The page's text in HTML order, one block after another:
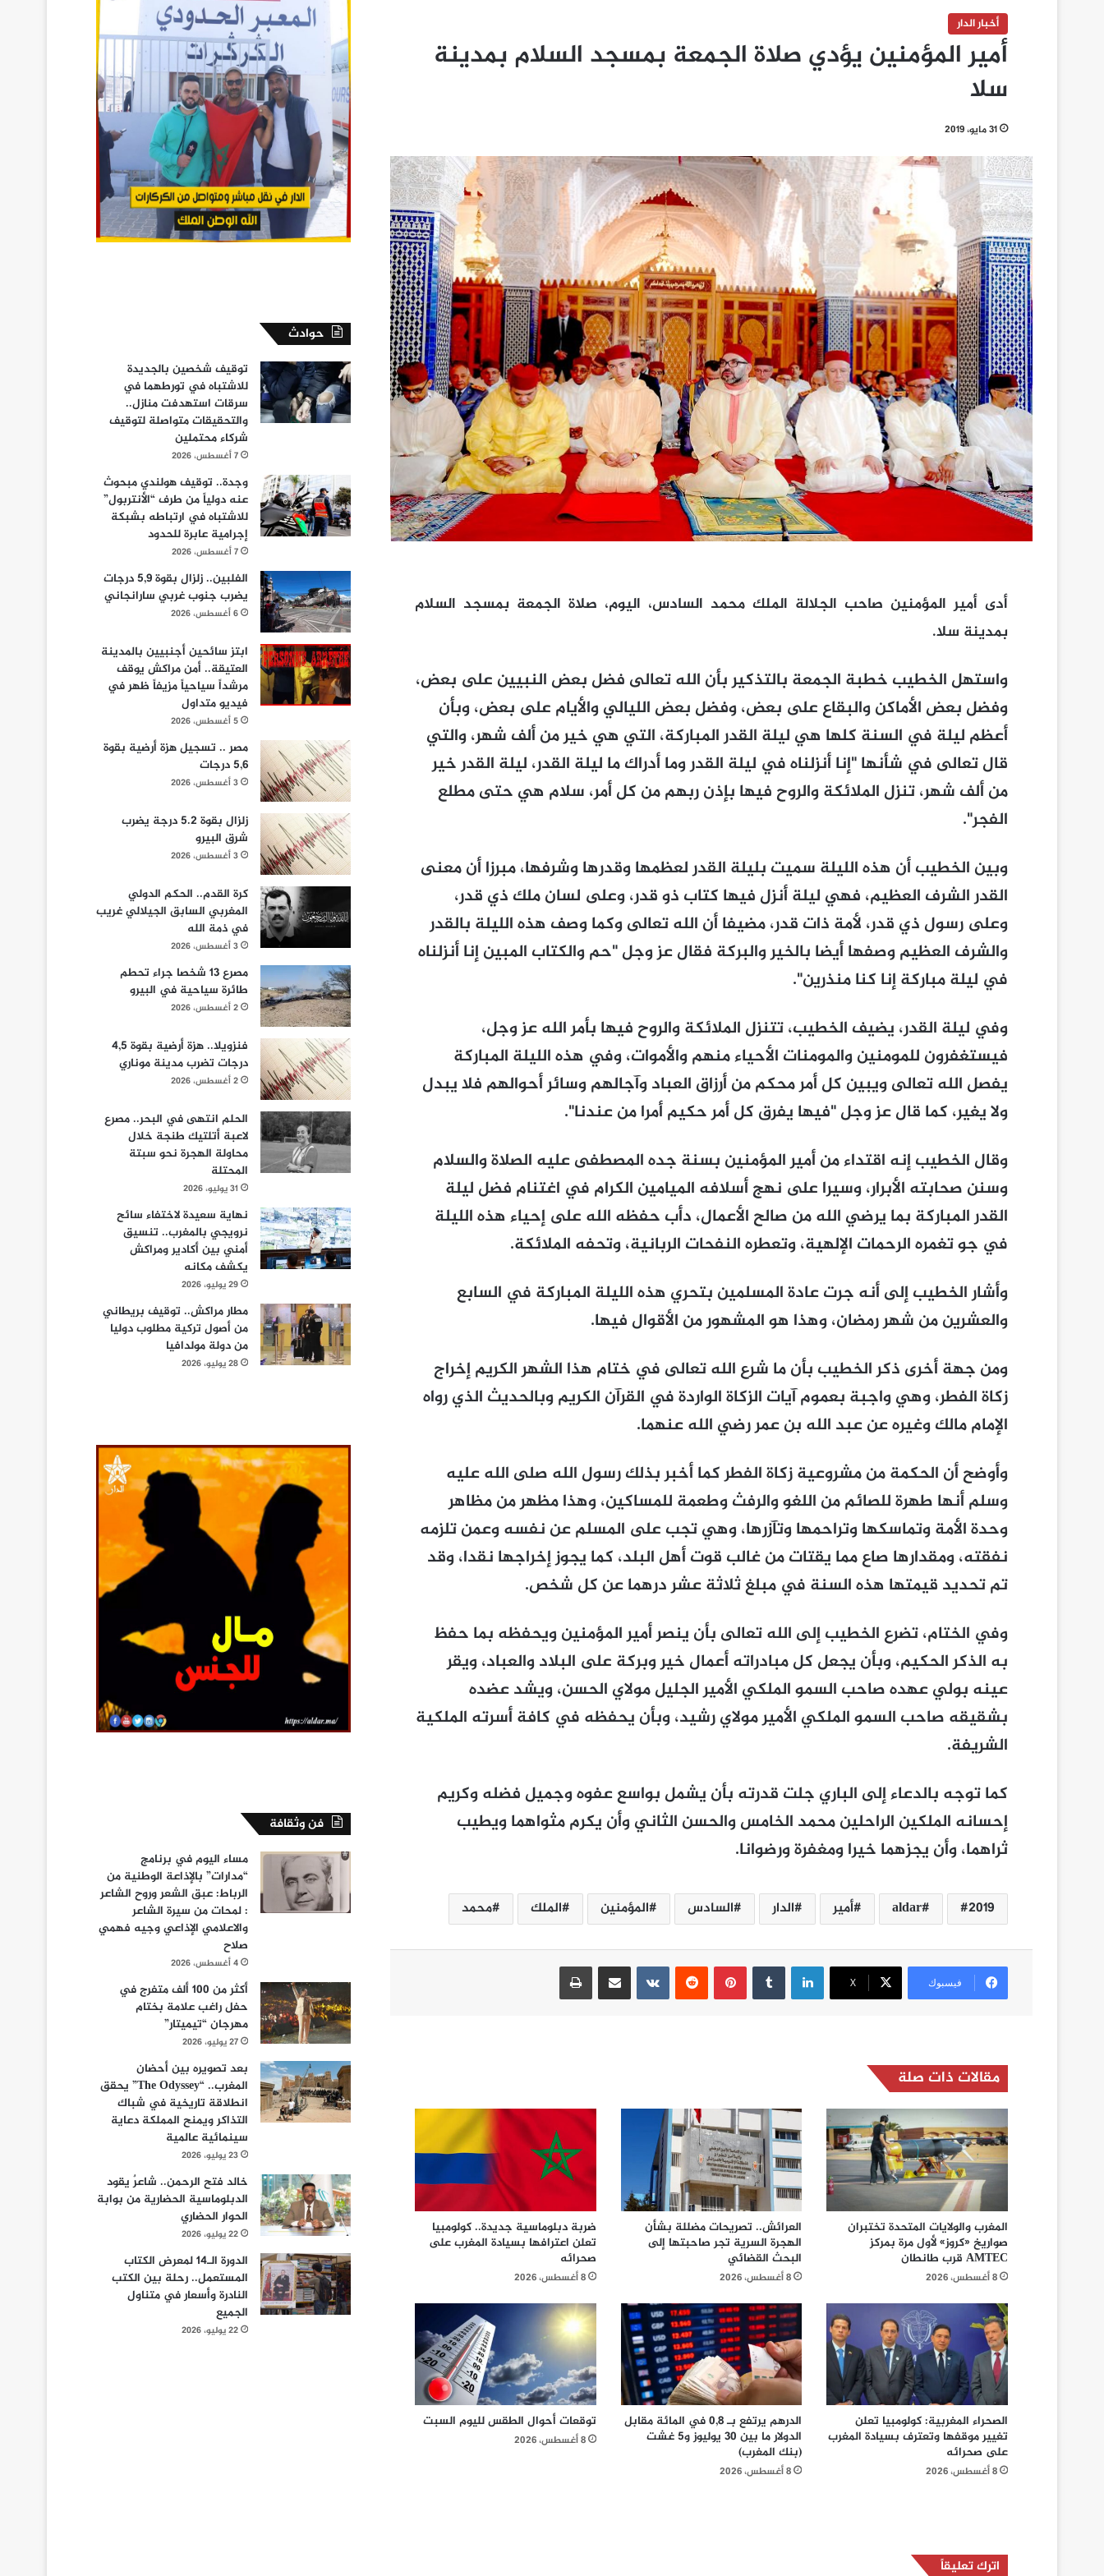
أخبار الدار
أمير المؤمنين يؤدي صلاة الجمعة بمسجد السلام بمدينة
سلا
31 مايو، 2019
أدى أمير المؤمنين صاحب الجلالة الملك محمد السادس، اليوم، صلاة الجمعة بمسجد السلام
بمدينة سلا.
واستهل الخطيب خطبة الجمعة بالتذكير بأن الله تعالى فضل بعض النبيين على بعض،
وفضل بعض الأماكن والبقاع على بعض، وفضل بعض الليالي والأيام على بعض، وبأن
أعظم ليلة في السنة كلها هي ليلة القدر المباركة، التي هي خير من ألف شهر، والتي
قال تعالى في شأنها "إنا أنزلناه في ليلة القدر وما أدراك ما ليلة القدر، ليلة القدر خير
من ألف شهر، تنزل الملائكة والروح فيها بإذن ربهم من كل أمر، سلام هي حتى مطلع
الفجر".
وبين الخطيب أن هذه الليلة سميت بليلة القدر لعظمها وقدرها وشرفها، مبرزا أن معنى
القدر الشرف العظيم، فهي ليلة أنزل فيها كتاب ذو قدر، وعلى لسان ملك ذي قدر،
وعلى رسول ذي قدر، لأمة ذات قدر، مضيفا أن الله تعالى وكما وصف هذه الليلة بالقدر
والشرف العظيم وصفها أيضا بالخير والبركة فقال عز وجل "حم والكتاب المبين إنا أنزلناه
في ليلة مباركة إنا كنا منذرين".
وفي ليلة القدر، يضيف الخطيب، تتنزل الملائكة والروح فيها بأمر الله عز وجل،
فيستغفرون للمومنين والمومنات الأحياء منهم والأموات، وفي هذه الليلة المباركة
يفصل الله تعالى ويبين كل أمر محكم من أرزاق العباد وآجالهم وسائر أحوالهم فلا يبدل
ولا يغير، كما قال عز وجل "فيها يفرق كل أمر حكيم أمرا من عندنا".
وقال الخطيب إنه اقتداء من أمير المؤمنين بسنة جده المصطفى عليه الصلاة والسلام
وسنن صحابته الأبرار، وسيرا على نهج أسلافه الميامين الكرام في اغتنام فضل ليلة
القدر المباركة بما يرضي الله من صالح الأعمال، دأب حفظه الله على إحياء هذه الليلة
في جو تغمره الرحمات الإلهية، وتعطره النفحات الربانية، وتحفه الملائكة.
وأشار الخطيب إلى أنه جرت عادة المسلمين بتحري هذه الليلة المباركة في السابع
والعشرين من شهر رمضان، وهذا هو المشهور من الأقوال فيها.
ومن جهة أخرى ذكر الخطيب بأن ما شرع الله تعالى في ختام هذا الشهر الكريم إخراج
زكاة الفطر، وهي واجبة بعموم آيات الزكاة الواردة في القرآن الكريم وبالحديث الذي رواه
الإمام مالك وغيره عن عبد الله بن عمر رضي الله عنهما.
وأوضح أن الحكمة من مشروعية زكاة الفطر كما أخبر بذلك رسول الله صلى الله عليه
وسلم أنها طهرة للصائم من اللغو والرفث وطعمة للمساكين، وهذا مظهر من مظاهر
وحدة الأمة وتماسكها وتراحمها وتآزرها، وهي تجب على المسلم عن نفسه وعمن تلزمه
نفقته، ومقدارها صاع مما يقتات من غالب قوت أهل البلد، كما يجوز إخراجها نقدا، وقد
تم تحديد قيمتها هذه السنة في مبلغ ثلاثة عشر درهما عن كل شخص.
وفي الختام، تضرع الخطيب إلى الله تعالى بأن ينصر أمير المؤمنين ويحفظه بما حفظ
به الذكر الحكيم، وبأن يجعل كل مبادراته أعمال خير وبركة على البلاد والعباد، ويقر
عينه بولي عهده صاحب السمو الملكي الأمير الجليل مولاي الحسن، ويشد عضده
بشقيقه صاحب السمو الملكي الأمير مولاي رشيد، وبأن يحفظه في كافة أسرته الملكية
الشريفة.
كما توجه بالدعاء إلى الباري جلت قدرته بأن يشمل بواسع عفوه وجميل فضله وكريم
إحسانه الملكين الراحلين محمد الخامس والحسن الثاني وأن يكرم مثواهما ويطيب
ثراهما، وأن يجزهما خيرا ومغفرة ورضوانا.
2019
aldar أمير الدار السادس المؤمنين الملك محمد
فيسبوك ‫X
لينكدإن بينتيريست مشاركة عبر البريد طباعة
مقالات ذات صلة
المغرب والولايات المتحدة تختبران
صواريخ «كروز» لأول مرة بمركز
AMTEC قرب طانطان
8 أغسطس، 2026
العرائش.. تصريحات مضللة بشأن
الهجرة السرية تجر صاحبتها إلى
البحث القضائي
8 أغسطس، 2026
ضربة دبلوماسية جديدة.. كولومبيا
تعلن اعترافها بسيادة المغرب على
صحرائه
8 أغسطس، 2026
الصحراء المغربية: كولومبيا تعلن
تغيير موقفها وتعترف بسيادة المغرب
على صحرائه
8 أغسطس، 2026
الدرهم يرتفع بـ 0,8 في المائة مقابل
الدولار ما بين 30 يوليوز و5 غشت
(بنك المغرب)
8 أغسطس، 2026
توقعات أحوال الطقس لليوم السبت
8 أغسطس، 2026
اترك تعليقاً
حوادث
توقيف شخصين بالجديدة
للاشتباه في تورطهما في
سرقات استهدفت منازل..
والتحقيقات متواصلة لتوقيف
شركاء محتملين
7 أغسطس، 2026
وجدة.. توقيف هولندي مبحوث
عنه دولياً من طرف “الأنتربول”
للاشتباه في ارتباطه بشبكة
إجرامية عابرة للحدود
7 أغسطس، 2026
الفلبين.. زلزال بقوة 5,9 درجات
يضرب جنوب غربي سارانجاني
6 أغسطس، 2026
ابتز سائحين أجنبيين بالمدينة
العتيقة.. أمن مراكش يوقف
مرشداً سياحياً مزيفاً ظهر في
فيديو متداول
5 أغسطس، 2026
مصر .. تسجيل هزة أرضية بقوة
5,6 درجات
3 أغسطس، 2026
زلزال بقوة 5.2 درجة يضرب
شرق البيرو
3 أغسطس، 2026
كرة القدم.. الحكم الدولي
المغربي السابق الجيلالي غريب
في ذمة الله
3 أغسطس، 2026
مصرع 13 شخصا جراء تحطم
طائرة سياحية في البيرو
2 أغسطس، 2026
فنزويلا.. هزة أرضية بقوة 4,5
درجات تضرب مدينة موناري
2 أغسطس، 2026
الحلم انتهى في البحر.. مصرع
لاعبة أتلتيك طنجة خلال
محاولة الهجرة نحو سبتة
المحتلة
31 يوليو، 2026
نهاية سعيدة لاختفاء سائح
نرويجي بالمغرب.. تنسيق
أمني بين أكادير ومراكش
يكشف مكانه
29 يوليو، 2026
مطار مراكش.. توقيف بريطاني
من أصول تركية مطلوب دوليا
من دولة مولدافيا
28 يوليو، 2026
فن وثقافة
مساء اليوم في برنامج
“مدارات” بالإذاعة الوطنية من
الرباط: عبق الشعر وروح الشاعر
: لمحات من سيرة الشاعر
والاعلامي الإذاعي وجيه فهمي
صلاح
4 أغسطس، 2026
أكثر من 100 ألف متفرج في
حفل راغب علامة بختام
مهرجان “تيميتار”
27 يوليو، 2026
بعد تصويره بين أحضان
المغرب.. “The Odyssey” يحقق
انطلاقة تاريخية في شباك
التذاكر ويمنح المملكة دعاية
سينمائية عالمية
23 يوليو، 2026
خالد فتح الرحمن.. شاعرٌ يقود
الدبلوماسية الحضارية من بوابة
الحوار الحضاري
22 يوليو، 2026
الدورة الـ14 لمعرض الكتاب
المستعمل.. رحلة بين الكتب
النادرة وأسعار في متناول
الجميع
22 يوليو، 2026